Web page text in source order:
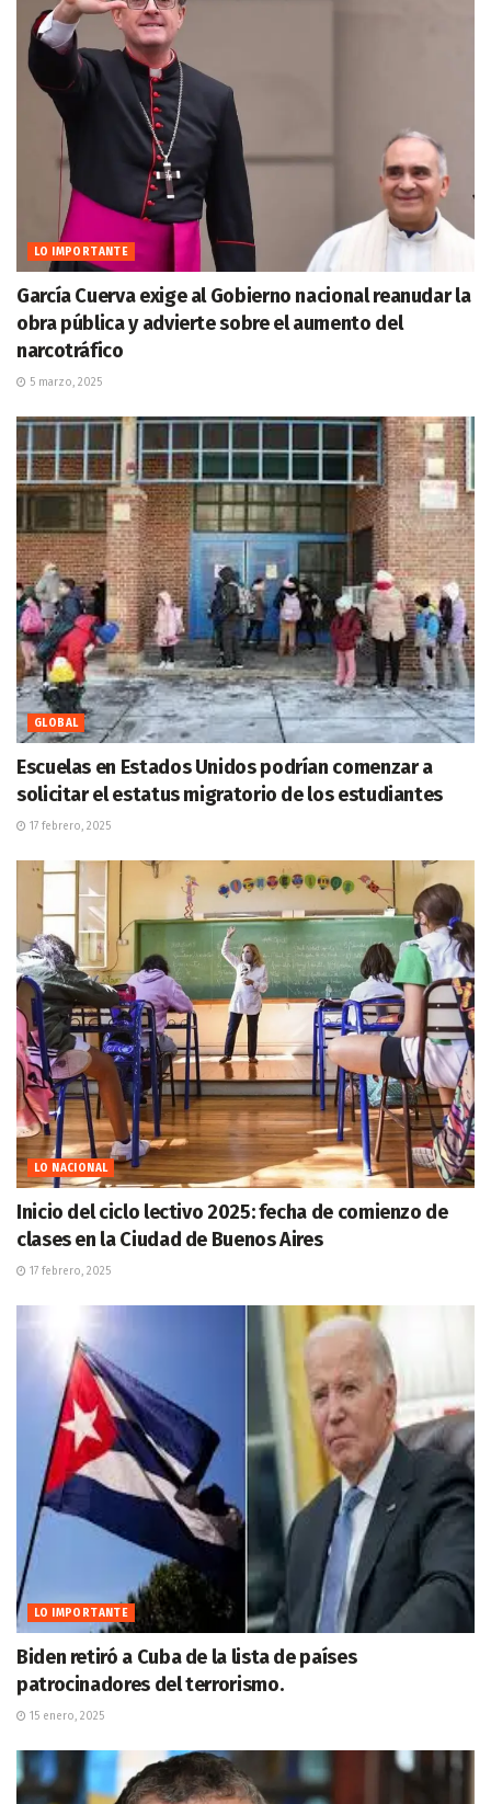
LO IMPORTANTE
García Cuerva exige al Gobierno nacional reanudar la
obra pública y advierte sobre el aumento del
narcotráfico
5 marzo, 2025
GLOBAL
Escuelas en Estados Unidos podrían comenzar a
solicitar el estatus migratorio de los estudiantes
17 febrero, 2025
LO NACIONAL
Inicio del ciclo lectivo 2025: fecha de comienzo de
clases en la Ciudad de Buenos Aires
17 febrero, 2025
LO IMPORTANTE
Biden retiró a Cuba de la lista de países
patrocinadores del terrorismo.
15 enero, 2025